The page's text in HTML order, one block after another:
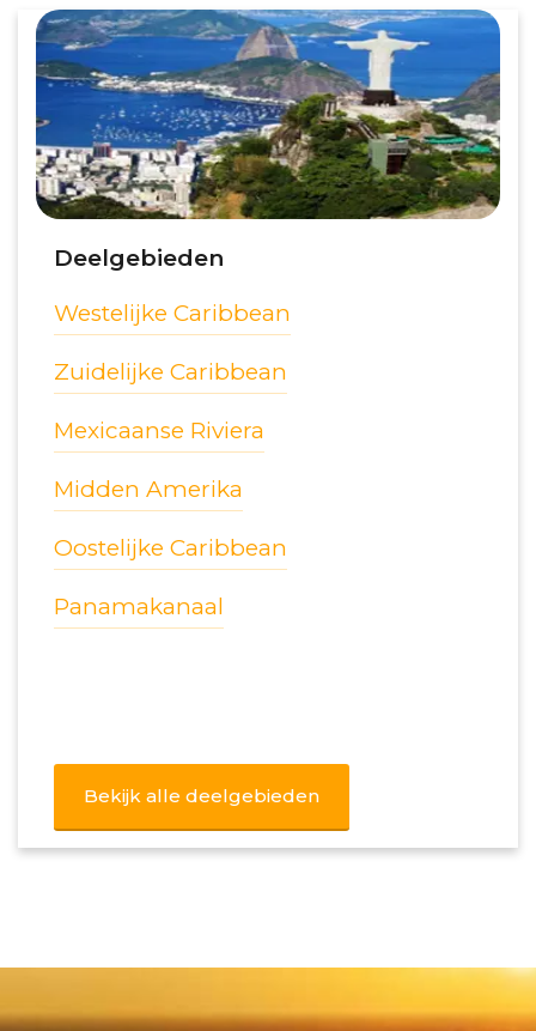
Deelgebieden
Westelijke Caribbean
Zuidelijke Caribbean
Mexicaanse Riviera
Midden Amerika
Oostelijke Caribbean
Panamakanaal
Bekijk alle deelgebieden